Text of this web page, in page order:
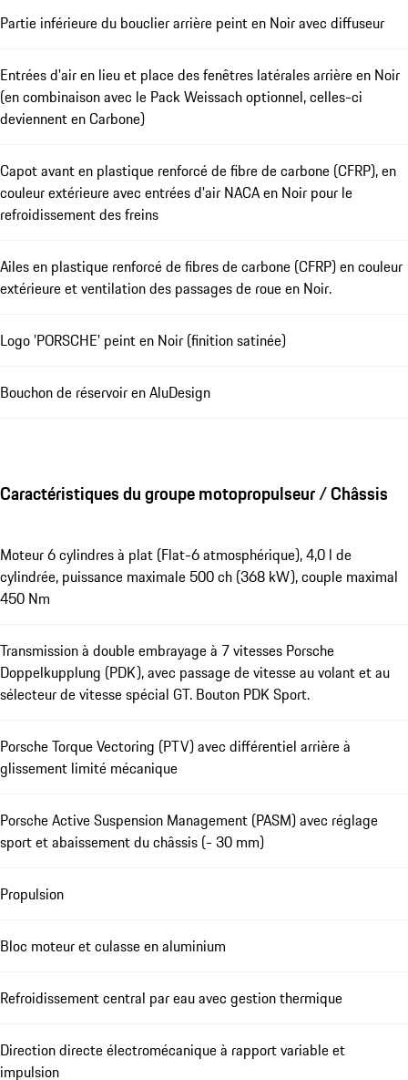
Partie inférieure du bouclier arrière peint en Noir avec diffuseur
Entrées d'air en lieu et place des fenêtres latérales arrière en Noir
(en combinaison avec le Pack Weissach optionnel, celles-ci
deviennent en Carbone)
Capot avant en plastique renforcé de fibre de carbone (CFRP), en
couleur extérieure avec entrées d'air NACA en Noir pour le
refroidissement des freins
Ailes en plastique renforcé de fibres de carbone (CFRP) en couleur
extérieure et ventilation des passages de roue en Noir.
Logo 'PORSCHE' peint en Noir (finition satinée)
Bouchon de réservoir en AluDesign
Caractéristiques du groupe motopropulseur / Châssis
Moteur 6 cylindres à plat (Flat-6 atmosphérique), 4,0 l de
cylindrée, puissance maximale 500 ch (368 kW), couple maximal
450 Nm
Transmission à double embrayage à 7 vitesses Porsche
Doppelkupplung (PDK), avec passage de vitesse au volant et au
sélecteur de vitesse spécial GT. Bouton PDK Sport.
Porsche Torque Vectoring (PTV) avec différentiel arrière à
glissement limité mécanique
Porsche Active Suspension Management (PASM) avec réglage
sport et abaissement du châssis (- 30 mm)
Propulsion
Bloc moteur et culasse en aluminium
Refroidissement central par eau avec gestion thermique
Direction directe électromécanique à rapport variable et
impulsion